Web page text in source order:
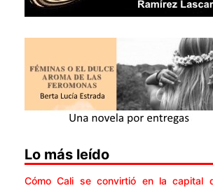
Lo más leído
Cómo Cali se convirtió en la capital